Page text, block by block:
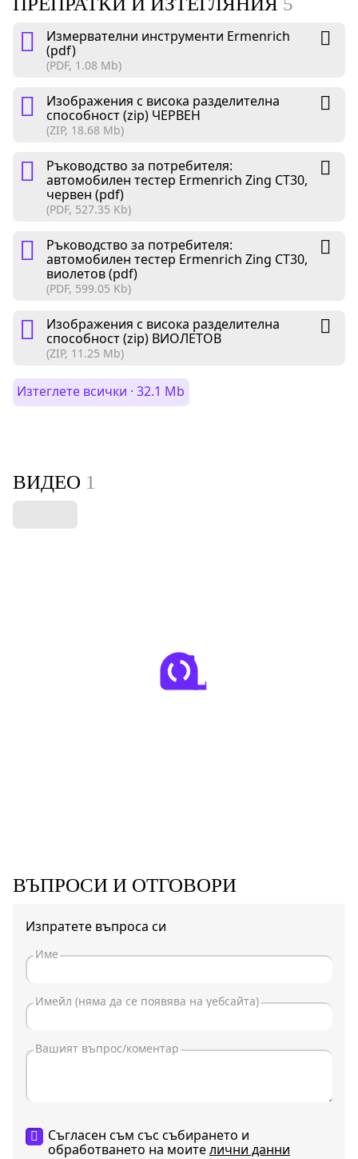
Измервателни инструменти Ermenrich
(pdf)
(PDF, 1.08 Mb)
Изображения с висока разделителна
способност (zip) ЧЕРВЕН
(ZIP, 18.68 Mb)
Ръководство за потребителя:
автомобилен тестер Ermenrich Zing CT30,
червен (pdf)
(PDF, 527.35 Kb)
Ръководство за потребителя:
автомобилен тестер Ermenrich Zing CT30,
виолетов (pdf)
(PDF, 599.05 Kb)
Изображения с висока разделителна
способност (zip) ВИОЛЕТОВ
(ZIP, 11.25 Mb)
Изтеглете всички · 32.1 Mb
ВИДЕО 1
ВЪПРОСИ И ОТГОВОРИ
Изпратете въпроса си
Съгласен съм със събирането и
обработването на моителични данни